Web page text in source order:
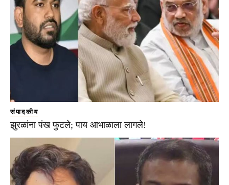
संपादकीय
झुरळांना पंख फुटले; पाय आभाळाला लागले!